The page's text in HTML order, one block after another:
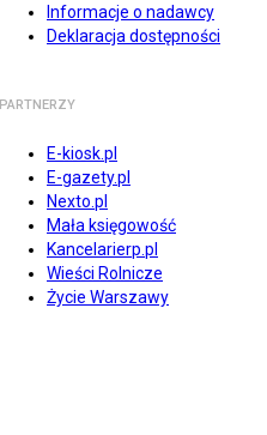
Informacje o nadawcy
Deklaracja dostępności
PARTNERZY
E-kiosk.pl
E-gazety.pl
Nexto.pl
Mała księgowość
Kancelarierp.pl
Wieści Rolnicze
Życie Warszawy